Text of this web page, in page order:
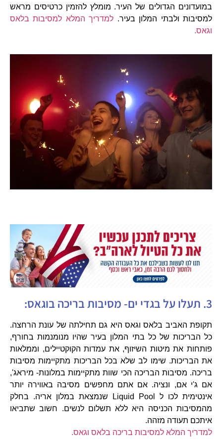
במועדונים הגדולים של העיר. מומלץ להזמין כרטיסים מראש
למסיבות ולבתי המלון בעיר. למדריך המלא למסיבות בלאס
וגאס.
3. תעלו על בגדי ים- מסיבות בריכה בוגאס:
תקופת האביב בלאס וגאס היא גם תחילתה של עונת הרחצה.
כל הבריכות של כל בתי המלון בעיר שהיו מנומנמות בחורף,
פותחות את מיטות השיזוף, את עמדות הקוקטיילים, וממלאות
את הבריכות. שימו לב שלא בכל הבריכות מתקיימות מסיבות
בריכה. מסיבות הבריכה הכי שוות מתקיימות במלונות- מיראג',
אם ג'י אם, ונציה. אם אתם מחפשים מסיבה באווירה יותר
אינטימית לכו ל Liquid Pool שנמצאת במלון אריה. בחלק
מהמסיבות הכניסה היא ללא תשלום לנשים. חשוב שתביאו
איתכם תעודה מזהה.
למדריך המלא למסיבות בריכה בלאס וגאס.